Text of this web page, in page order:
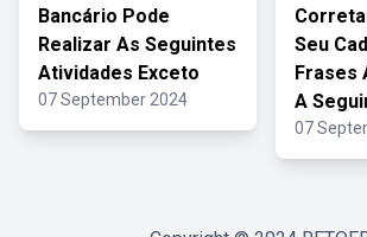
Bancário Pode
Realizar As Seguintes
Atividades Exceto
07 September 2024
Seu
Frases
A
07